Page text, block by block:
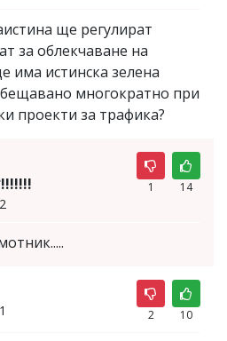
ще регулират
за облекчаване на
има истинска зелена
многократно при
проекти за трафика?
1 14
2 10